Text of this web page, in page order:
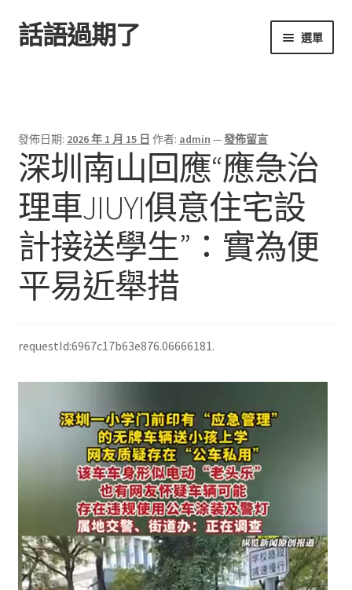
跳
至
跳
至
話語過期了 選單
發佈日期: 2026 年 1 月 15 日 作者: admin —發佈留言
深圳南山回應“應急治
理車JIUYI俱意住宅設
計接送學生”：實為便
平易近舉措
requestId:6967c17b63e876.06666181.